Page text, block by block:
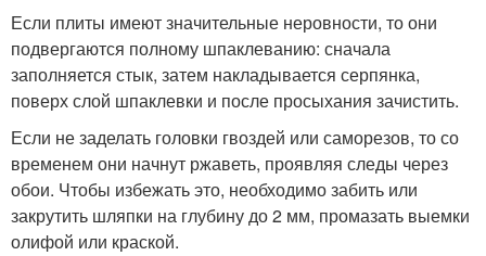
Если плиты имеют значительные неровности, то они
подвергаются полному шпаклеванию: сначала
заполняется стык, затем накладывается серпянка,
поверх слой шпаклевки и после просыхания зачистить.
Если не заделать головки гвоздей или саморезов, то со
временем они начнут ржаветь, проявляя следы через
обои. Чтобы избежать это, необходимо забить или
закрутить шляпки на глубину до 2 мм, промазать выемки
олифой или краской.